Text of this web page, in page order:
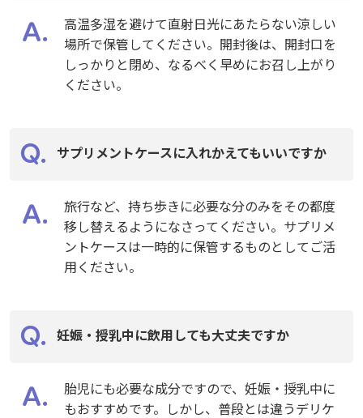
高温多湿を避けて直射日光にあたらない涼しい
場所で保管してください。開封後は、開封口を
しっかりと閉め、なるべく早めにお召し上がり
ください。
サプリメントケースに入れかえてもいいですか
旅行など、持ち歩きに必要な分のみをその都度
移し替えるようになさってください。サプリメ
ントケースは一時的に保管するものとしてご活
用ください。
妊娠・授乳中に飲用しても大丈夫ですか
胎児にも必要な成分ですので、妊娠・授乳中に
もおすすめです。しかし、普段とは違うデリケ